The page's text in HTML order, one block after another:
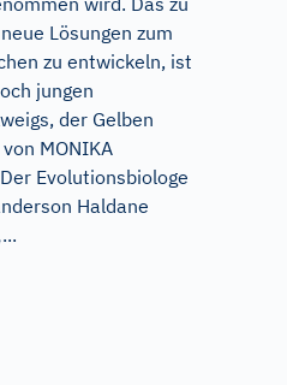
Lösungen zum
zu entwickeln, ist
jungen
der Gelben
MONIKA
Der Evolutionsbiologe
Haldane